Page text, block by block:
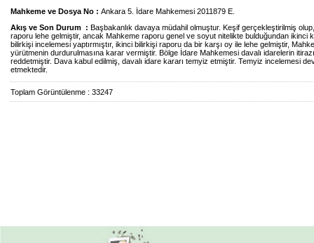
Mahkeme ve Dosya No : Ankara 5. İdare Mahkemesi 2011879 E.
Akış ve Son Durum : Başbakanlık davaya müdahil olmuştur. Keşif gerçekleştirilmiş
raporu lehe gelmiştir, ancak Mahkeme raporu genel ve soyut nitelikte bulduğundan ikinci
bilirkişi incelemesi yaptırmıştır, ikinci bilirkişi raporu da bir karşı oy ile lehe gelmiştir,
yürütmenin durdurulmasına karar vermiştir. Bölge İdare Mahkemesi davalı idarelerin
reddetmiştir. Dava kabul edilmiş, davalı idare kararı temyiz etmiştir. Temyiz incelemesi
etmektedir.
Toplam Görüntülenme : 33247